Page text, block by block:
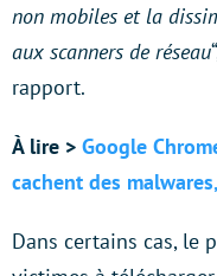
non mobiles et la
aux scanners de réseau
rapport.
À lire > Google
cachent des
Dans certains cas, le